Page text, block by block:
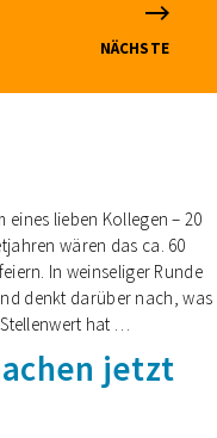
NÄCHSTE
lieben Kollegen – 20
wären das ca. 60
In weinseliger Runde
denkt darüber nach, was
hat …
jetzt